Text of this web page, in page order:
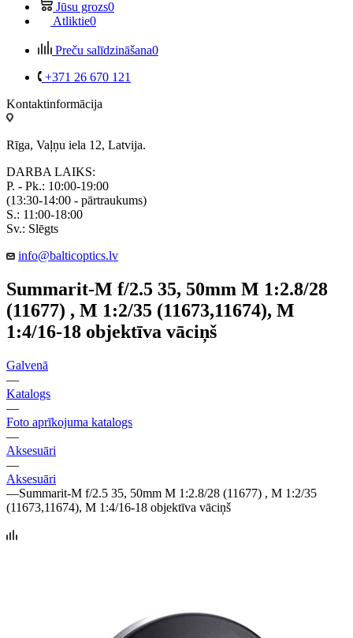
Jūsu grozs0
Atliktie0
Preču salīdzināšana0
+371 26 670 121
Kontaktinformācija
Rīga, Vaļņu iela 12, Latvija.
DARBA LAIKS:
P. - Pk.: 10:00-19:00
(13:30-14:00 - pārtraukums)
S.: 11:00-18:00
Sv.: Slēgts
info@balticoptics.lv
Summarit-M f/2.5 35, 50mm M 1:2.8/28
(11677) , M 1:2/35 (11673,11674), M
1:4/16-18 objektīva vāciņš
Galvenā
—
Katalogs
—
Foto aprīkojuma katalogs
—
Aksesuāri
—
Aksesuāri
—Summarit-M f/2.5 35, 50mm M 1:2.8/28 (11677) , M 1:2/35
(11673,11674), M 1:4/16-18 objektīva vāciņš